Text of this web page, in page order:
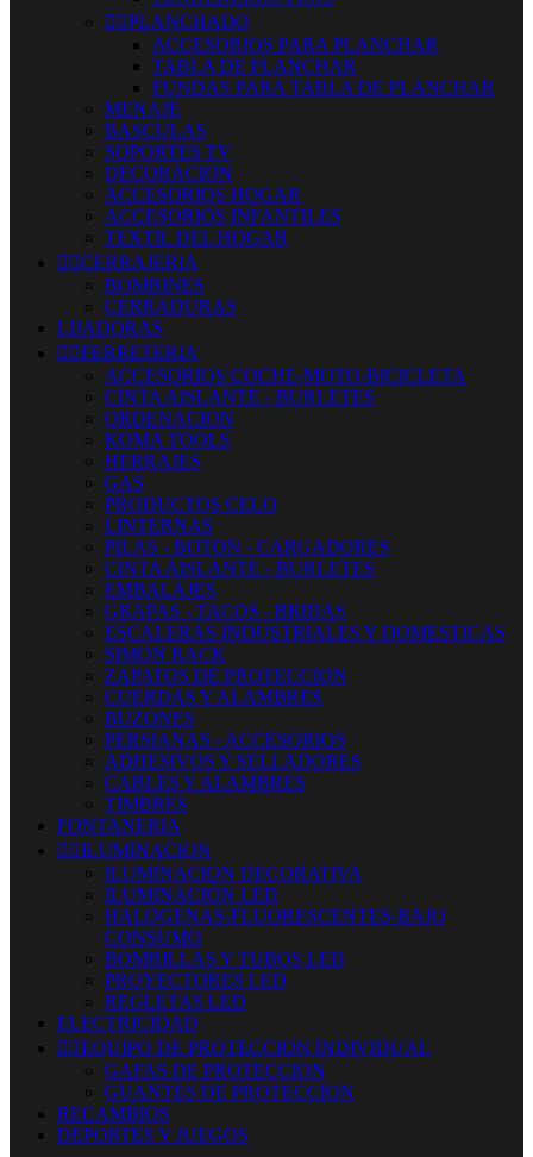
 PLANCHADO
ACCESORIOS PARA PLANCHAR
TABLA DE PLANCHAR
FUNDAS PARA TABLA DE PLANCHAR
MENAJE
BASCULAS
SOPORTES TV
DECORACION
ACCESORIOS HOGAR
ACCESORIOS INFANTILES
TEXTIL DEL HOGAR
 CERRAJERIA
BOMBINES
CERRADURAS
LIJADORAS
 FERRETERIA
ACCESORIOS COCHE-MOTO-BICICLETA
CINTA AISLANTE - BURLETES
ORDENACION
KOMA TOOLS
HERRAJES
GAS
PRODUCTOS CELO
LINTERNAS
PILAS - BOTON - CARGADORES
CINTA AISLANTE - BURLETES
EMBALAJES
GRAPAS - TACOS - BRIDAS
ESCALERAS INDUSTRIALES Y DOMESTICAS
SIMON RACK
ZAPATOS DE PROTECCION
CUERDAS Y ALAMBRES
BUZONES
PERSIANAS - ACCESORIOS
ADHESIVOS Y SELLADORES
CABLES Y ALAMBRES
TIMBRES
FONTANERIA
 ILUMINACION
ILUMINACION DECORATIVA
ILUMINACIÓN LED
HALOGENAS-FLUORESCENTES-BAJO
CONSUMO
BOMBILLAS Y TUBOS LED
PROYECTORES LED
REGLETAS LED
ELECTRICIDAD
 EQUIPO DE PROTECCION INDIVIDUAL
GAFAS DE PROTECCION
GUANTES DE PROTECCION
RECAMBIOS
DEPORTES Y JUEGOS